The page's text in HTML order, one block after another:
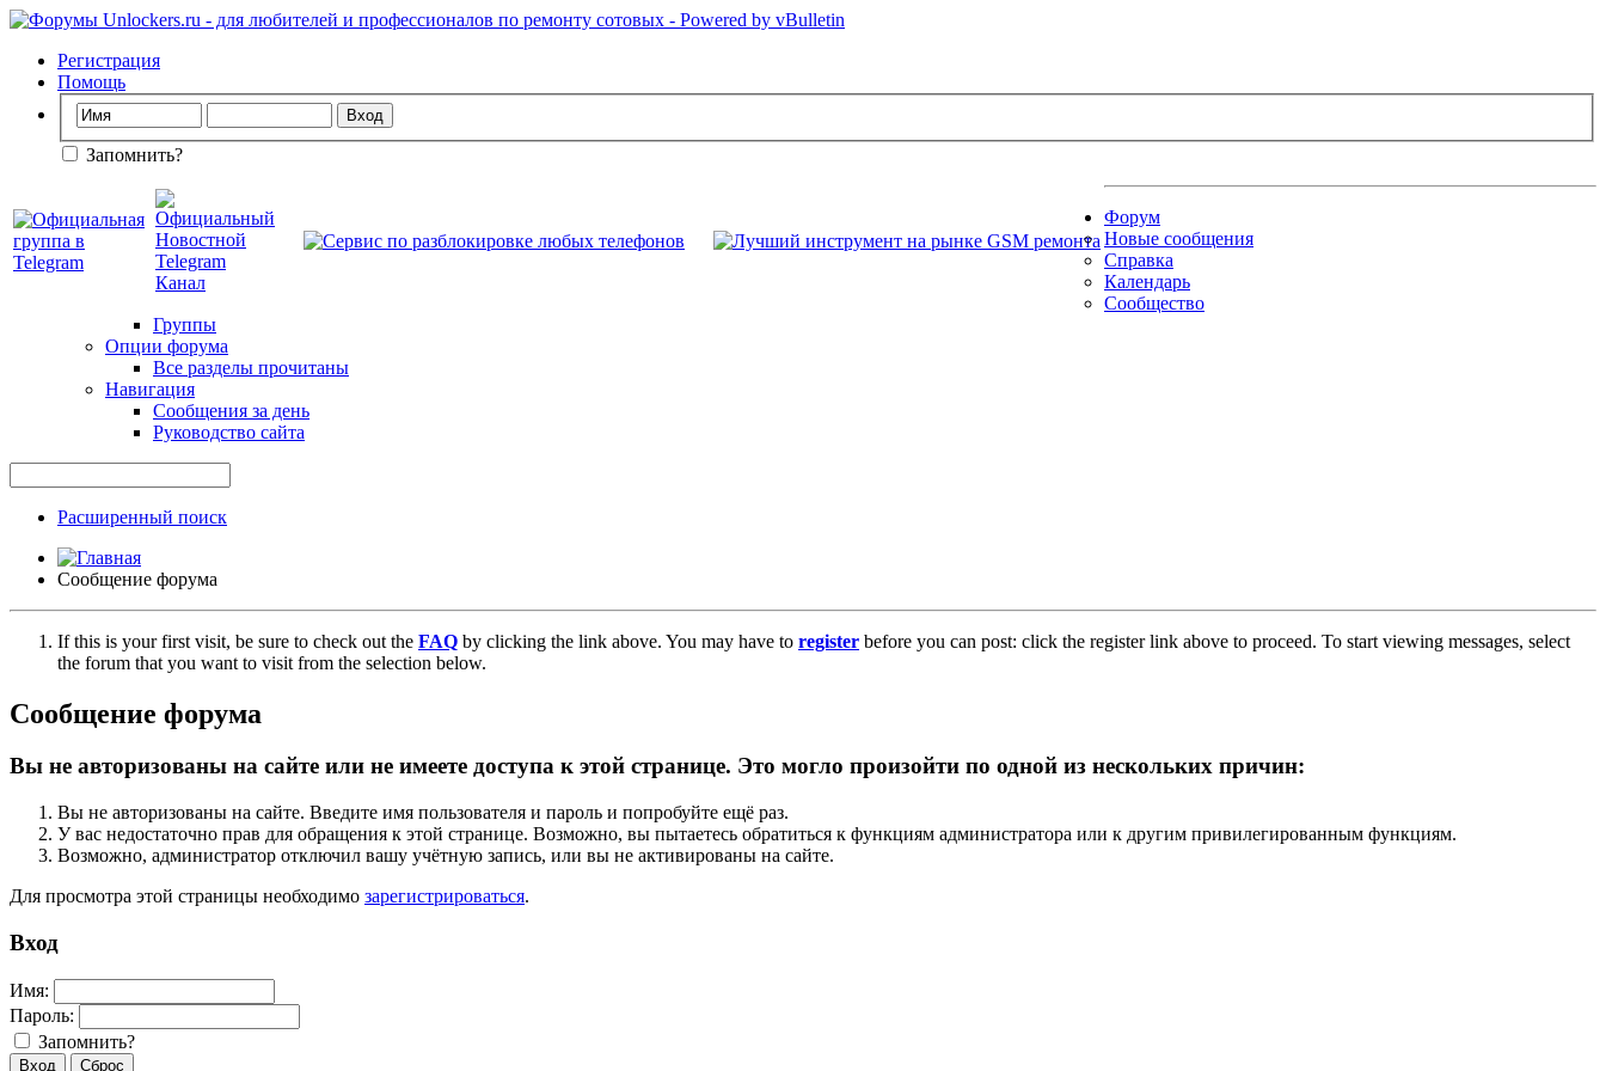
Регистрация
Помощь
Запомнить?
Форум
Новые сообщения
Справка
Календарь
Сообщество
Группы
Опции форума
Все разделы прочитаны
Навигация
Сообщения за день
Руководство сайта
Расширенный поиск
Сообщение форума
If this is your first visit, be sure to check out the FAQ by clicking the link above. You may have to register before you can post: click the register link above to proceed. To start viewing messages, select
the forum that you want to visit from the selection below.
Сообщение форума
Вы не авторизованы на сайте или не имеете доступа к этой странице. Это могло произойти по одной из нескольких причин:
Вы не авторизованы на сайте. Введите имя пользователя и пароль и попробуйте ещё раз.
У вас недостаточно прав для обращения к этой странице. Возможно, вы пытаетесь обратиться к функциям администратора или к другим привилегированным функциям.
Возможно, администратор отключил вашу учётную запись, или вы не активированы на сайте.
Для просмотра этой страницы необходимо зарегистрироваться.
Вход
Имя:
Пароль:
Запомнить?